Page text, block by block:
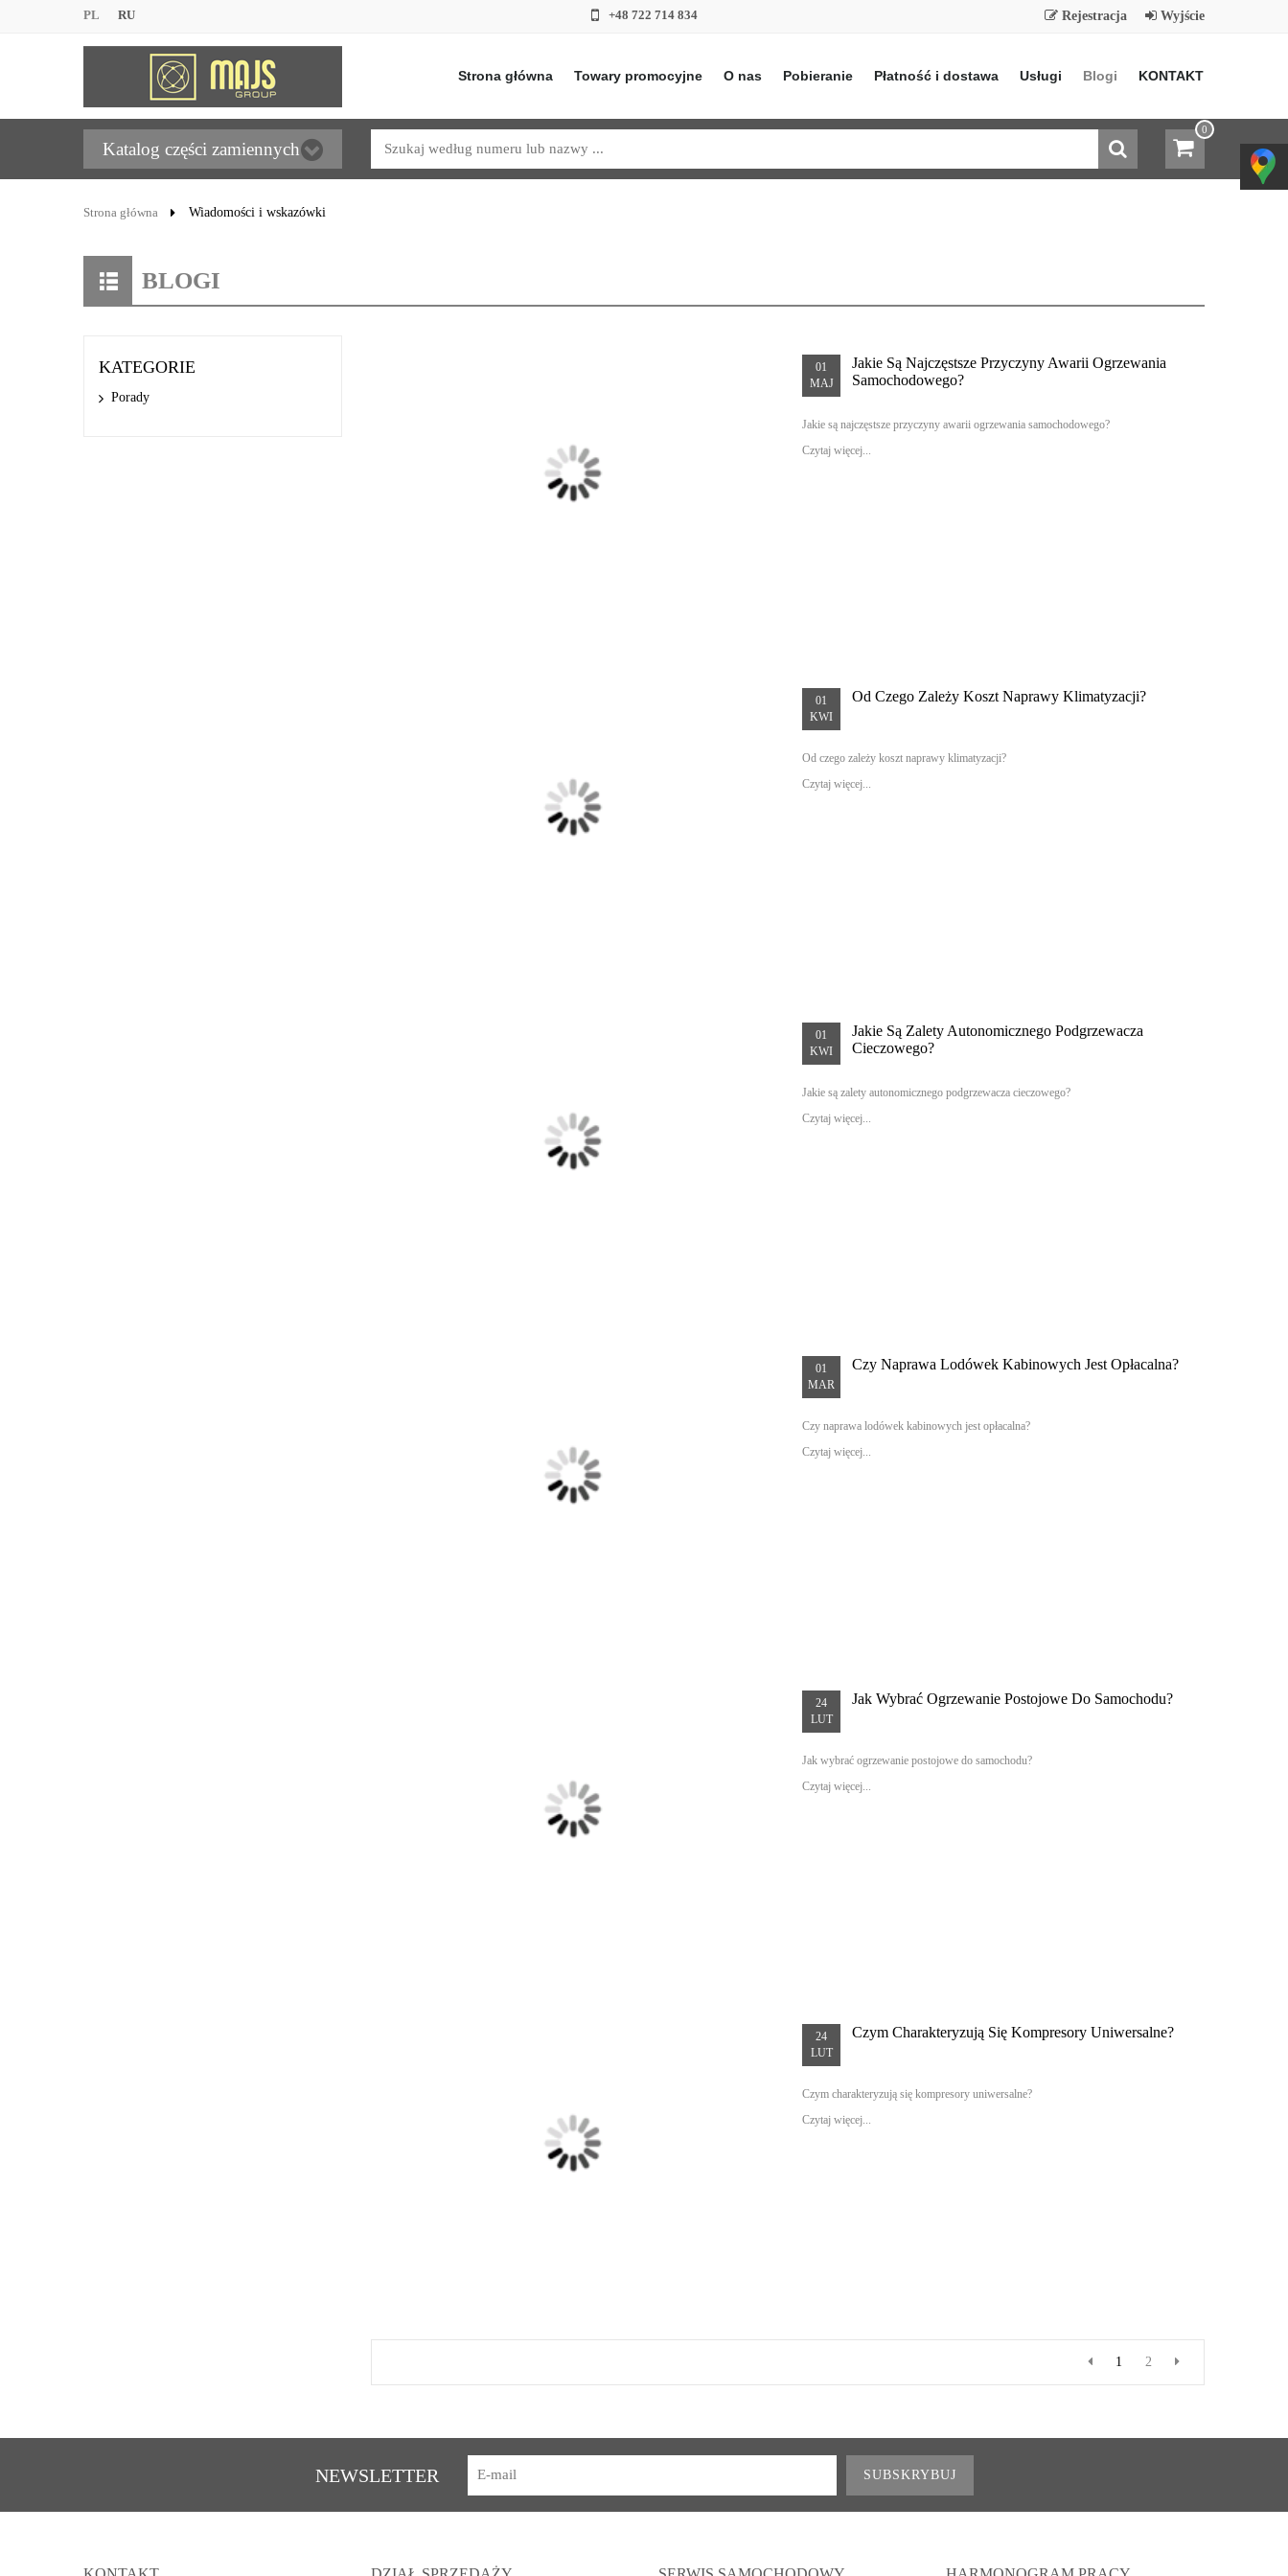
PL RU +48 722 714 834 Rejestracja Wyjście
Strona główna Towary promocyjne O nas Pobieranie Płatność i dostawa Usługi Blogi KONTAKT
Katalog części zamiennych
0
Strona główna Wiadomości i wskazówki
BLOGI
KATEGORIE
Porady
01
MAJ
Jakie Są Najczęstsze Przyczyny Awarii Ogrzewania
Samochodowego?
Jakie są najczęstsze przyczyny awarii ogrzewania samochodowego?
Czytaj więcej...
01
KWI
Od Czego Zależy Koszt Naprawy Klimatyzacji?
Od czego zależy koszt naprawy klimatyzacji?
Czytaj więcej...
01
KWI
Jakie Są Zalety Autonomicznego Podgrzewacza
Cieczowego?
Jakie są zalety autonomicznego podgrzewacza cieczowego?
Czytaj więcej...
01
MAR
Czy Naprawa Lodówek Kabinowych Jest Opłacalna?
Czy naprawa lodówek kabinowych jest opłacalna?
Czytaj więcej...
24
LUT
Jak Wybrać Ogrzewanie Postojowe Do Samochodu?
Jak wybrać ogrzewanie postojowe do samochodu?
Czytaj więcej...
24
LUT
Czym Charakteryzują Się Kompresory Uniwersalne?
Czym charakteryzują się kompresory uniwersalne?
Czytaj więcej...
1 2
NEWSLETTER SUBSKRYBUJ